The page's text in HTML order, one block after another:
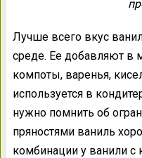
Лучше всего вкус
среде. Ее добавляют в
компоты, варенья,
используется в
нужно помнить об
пряностями ваниль
комбинации у ванили